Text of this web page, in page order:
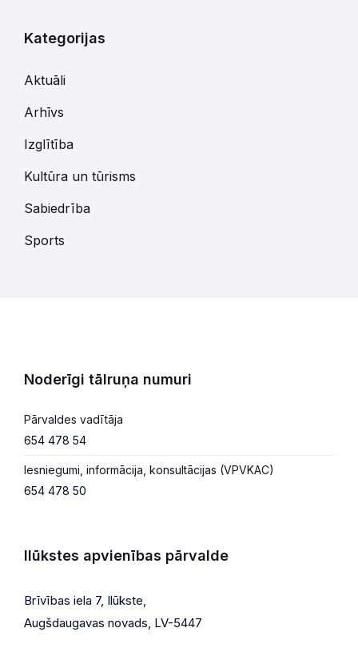
Kategorijas
Aktuāli
Arhīvs
Izglītība
Kultūra un tūrisms
Sabiedrība
Sports
Noderīgi tālruņa numuri
Pārvaldes vadītāja
654 478 54
Iesniegumi, informācija, konsultācijas (VPVKAC)
654 478 50
Ilūkstes apvienības pārvalde
Brīvības iela 7, Ilūkste,
Augšdaugavas novads, LV-5447